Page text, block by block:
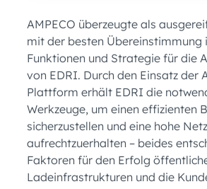
AMPECO überzeugte als
mit der besten Übereinstimmung
Funktionen und Strategie für die
von EDRI. Durch den Einsatz der
Plattform erhält EDRI die
Werkzeuge, um einen effizienten
sicherzustellen und eine hohe
aufrechtzuerhalten – beides
Faktoren für den Erfolg
Ladeinfrastrukturen und die